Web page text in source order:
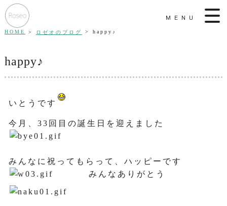
MENU
HOME ロゼオのブログ happy♪
happy♪
いとうです
今月、33回目の誕生日を迎えました
みんなに祝ってもらって、ハッピーです
みんなありがとう